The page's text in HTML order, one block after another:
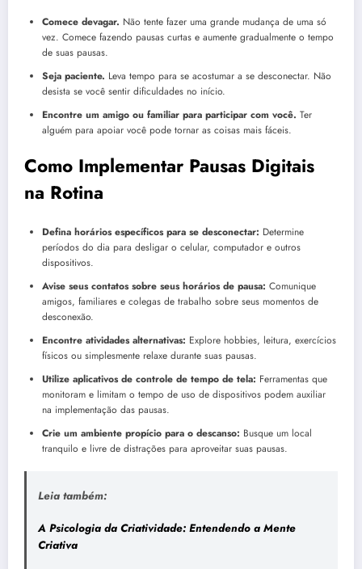
Comece devagar. Não tente fazer uma grande mudança de uma só
vez. Comece fazendo pausas curtas e aumente gradualmente o tempo
de suas pausas.
Seja paciente. Leva tempo para se acostumar a se desconectar. Não
desista se você sentir dificuldades no início.
Encontre um amigo ou familiar para participar com você. Ter
alguém para apoiar você pode tornar as coisas mais fáceis.
Como Implementar Pausas Digitais
na Rotina
Defina horários específicos para se desconectar: Determine
períodos do dia para desligar o celular, computador e outros
dispositivos.
Avise seus contatos sobre seus horários de pausa: Comunique
amigos, familiares e colegas de trabalho sobre seus momentos de
desconexão.
Encontre atividades alternativas: Explore hobbies, leitura, exercícios
físicos ou simplesmente relaxe durante suas pausas.
Utilize aplicativos de controle de tempo de tela: Ferramentas que
monitoram e limitam o tempo de uso de dispositivos podem auxiliar
na implementação das pausas.
Crie um ambiente propício para o descanso: Busque um local
tranquilo e livre de distrações para aproveitar suas pausas.
Leia também:
A Psicologia da Criatividade: Entendendo a Mente
Criativa